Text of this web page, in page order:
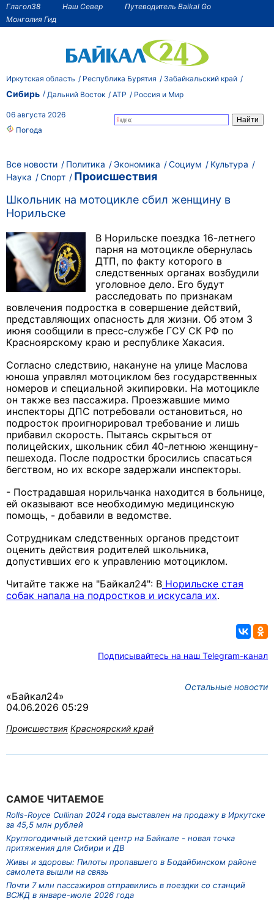
Глагол38 Наш Север
Путеводитель Baikal Go
Монголия Гид
Иркутская область Республика Бурятия Забайкальский край
Сибирь Дальний Восток АТР Россия и Мир
06 августа 2026
Погода
Все новости Политика Экономика Социум
Культура
Наука
Спорт
Происшествия
Школьник на мотоцикле сбил женщину в
Норильске
В Норильске поездка 16-летнего
парня на мотоцикле обернулась
ДТП, по факту которого в
следственных органах возбудили
уголовное дело. Его будут
расследовать по признакам
вовлечения подростка в совершение действий,
представляющих опасность для жизни. Об этом 3
июня сообщили в пресс-службе ГСУ СК РФ по
Красноярскому краю и республике Хакасия.
Согласно следствию, накануне на улице Маслова
юноша управлял мотоциклом без государственных
номеров и специальной экипировки. На мотоцикле
он также вез пассажира. Проезжавшие мимо
инспекторы ДПС потребовали остановиться, но
подросток проигнорировал требование и лишь
прибавил скорость. Пытаясь скрыться от
полицейских, школьник сбил 40-летнюю женщину-
пешехода. После подростки бросились спасаться
бегством, но их вскоре задержали инспекторы.
- Пострадавшая норильчанка находится в больнице,
ей оказывают все необходимую медицинскую
помощь, - добавили в ведомстве.
Сотрудникам следственных органов предстоит
оценить действия родителей школьника,
допустивших его к управлению мотоциклом.
Читайте также на "Байкал24": В Норильске стая
собак напала на подростков и искусала их.
Подписывайтесь на наш Telegram-канал
Остальные новости
«Байкал24»
04.06.2026 05:29
Происшествия Красноярский край
САМОЕ ЧИТАЕМОЕ
Rolls-Royce Cullinan 2024 года выставлен на продажу в Иркутске
за 45,5 млн рублей
Круглогодичный детский центр на Байкале - новая точка
притяжения для Сибири и ДВ
Живы и здоровы: Пилоты пропавшего в Бодайбинском районе
самолета вышли на связь
Почти 7 млн пассажиров отправились в поездки со станций
ВСЖД в январе-июле 2026 года